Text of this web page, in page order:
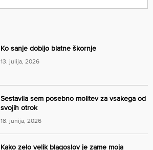
Ko sanje dobijo blatne škornje
13. julija, 2026
Sestavila sem posebno molitev za vsakega od
svojih otrok
18. junija, 2026
Kako zelo velik blagoslov je zame moja